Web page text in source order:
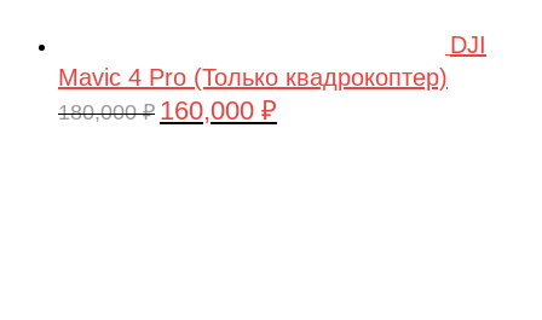
DJI
Mavic 4 Pro (Только квадрокоптер)
180,000₽ Первоначальная
160,000 ₽